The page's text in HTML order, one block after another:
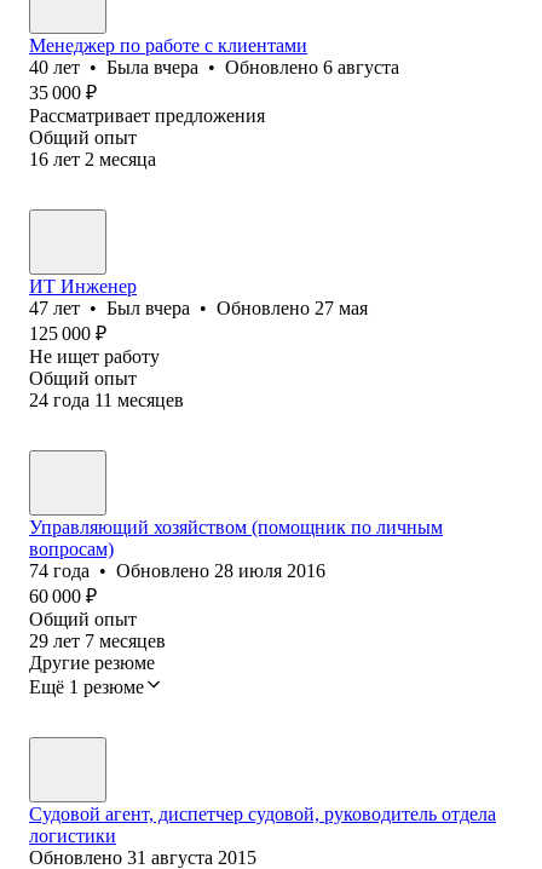
Менеджер по работе с клиентами
40 лет • Была вчера • Обновлено 6 августа
35 000 ₽
Рассматривает предложения
Общий опыт
16 лет 2 месяца
ИТ Инженер
47 лет • Был вчера • Обновлено 27 мая
125 000 ₽
Не ищет работу
Общий опыт
24 года 11 месяцев
Управляющий хозяйством (помощник по личным
вопросам)
74 года • Обновлено 28 июля 2016
60 000 ₽
Общий опыт
29 лет 7 месяцев
Другие резюме
Ещё 1 резюме
Судовой агент, диспетчер судовой, руководитель отдела
логистики
Обновлено 31 августа 2015